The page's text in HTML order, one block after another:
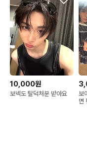
10,000원
보넥도 탈덕처분 받아요
보
면